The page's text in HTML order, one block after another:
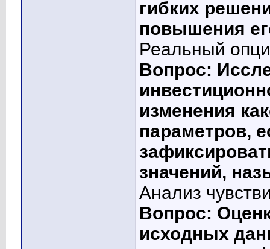
гибких
повышения
Реальный
Вопрос:
изменения
параметров,
значений,
Анализ
Вопрос:
исходных